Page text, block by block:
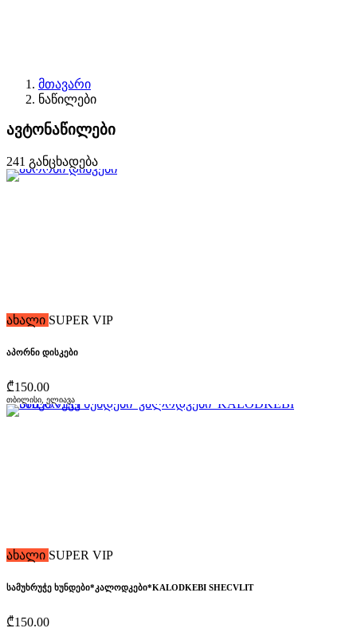
მთავარი
ნაწილები
ავტონაწილები
241 განცხადება
ახალი SUPER VIP
აპორნი დისკები
₾150.00
თბილისი, ელიავა
ახალი SUPER VIP
სამუხრუჭე ხუნდები*კალოდკები*KALODKEBI SHECVLIT
₾150.00